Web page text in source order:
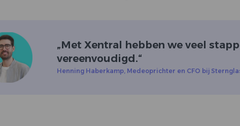
„Met Xentral hebben we veel
vereenvoudigd.“
Henning Haberkamp, Medeoprichter en CFO bij